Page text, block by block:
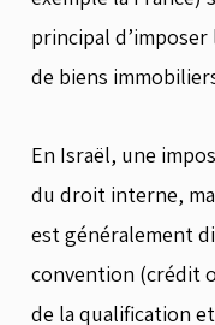
principal
de biens
En Israël, une
du droit interne,
est généralement
convention (crédit
de la qualification